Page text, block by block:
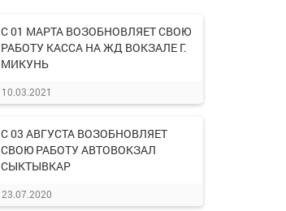
С 01 МАРТА ВОЗОБНОВЛЯЕТ СВОЮ
РАБОТУ КАССА НА ЖД ВОКЗАЛЕ Г.
МИКУНЬ
10.03.2021
С 03 АВГУСТА ВОЗОБНОВЛЯЕТ
СВОЮ РАБОТУ АВТОВОКЗАЛ
СЫКТЫВКАР
23.07.2020